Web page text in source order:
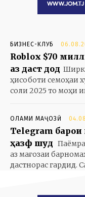
БИЗНЕС-КЛУБ
Roblox $70
аз даст дод
ҳисоботи семоҳаи
соли 2025 то моҳи
ОЛАМИ МАҶОЗӢ
Telegram барои
ҳазф шуд
аз мағозаи
дастнорас гардид.